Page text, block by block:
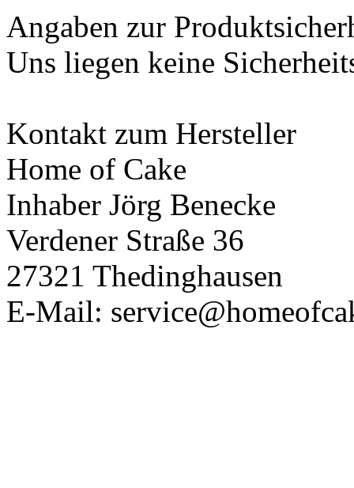
Angaben zur
Uns liegen keine
Kontakt zum Hersteller
Home of Cake
Inhaber Jörg Benecke
Verdener Straße 36
27321 Thedinghausen
E-Mail: